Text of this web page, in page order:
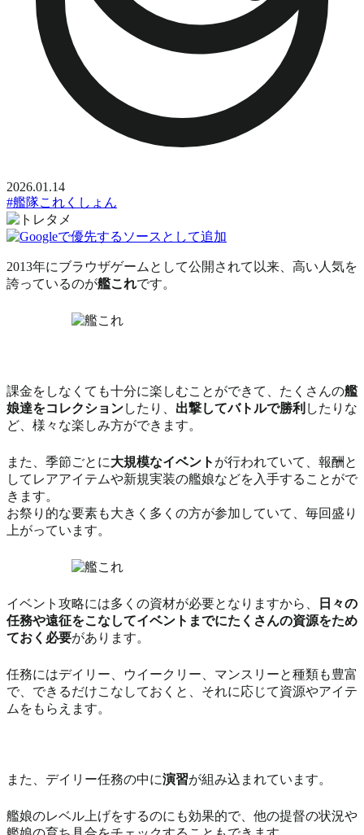
2026.01.14
#艦隊これくしょん
2013年にブラウザゲームとして公開されて以来、高い人気を
誇っているのが艦これです。
課金をしなくても十分に楽しむことができて、たくさんの艦
娘達をコレクションしたり、 出撃してバトルで勝利 したりな
ど、様々な楽しみ方ができます。
また、季節ごとに大規模なイベント が行われていて、報酬と
してレアアイテムや新規実装の艦娘などを入手することがで
きます。
お祭り的な要素も大きく多くの方が参加していて、毎回盛り
上がっています。
イベント攻略には多くの資材が必要となりますから、
日々の
任務や遠征をこなしてイベントまでにたくさんの資源をため
ておく必要があります。
任務にはデイリー、ウイークリー、マンスリーと種類も豊富
で、できるだけこなしておくと、それに応じて資源やアイテ
ムをもらえます。
また、デイリー任務の中に演習が組み込まれています。
艦娘のレベル上げをするのにも効果的で、他の提督の状況や